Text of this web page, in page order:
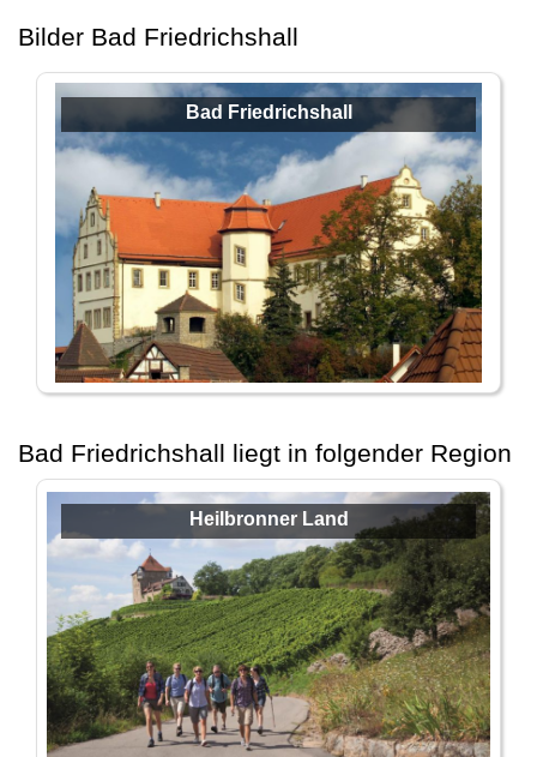
Bilder Bad Friedrichshall
Bad Friedrichshall
Bad Friedrichshall liegt in folgender Region
Heilbronner Land